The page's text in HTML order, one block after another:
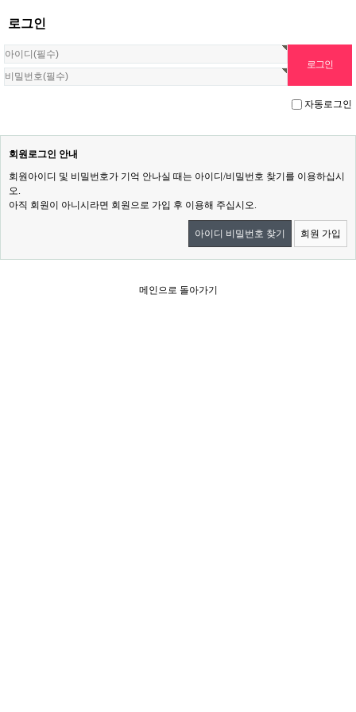
로그인
자동로그인
회원로그인 안내
회원아이디 및 비밀번호가 기억 안나실 때는 아이디/비밀번호 찾기를 이용하십시
오.
아직 회원이 아니시라면 회원으로 가입 후 이용해 주십시오.
아이디 비밀번호 찾기 회원 가입
메인으로 돌아가기